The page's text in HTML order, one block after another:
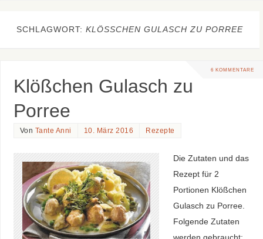
SCHLAGWORT: KLÖSSCHEN GULASCH ZU PORREE
6 KOMMENTARE
Klößchen Gulasch zu
Porree
Von Tante Anni 10. März 2016 Rezepte
Die Zutaten und das
Rezept für 2
Portionen Klößchen
Gulasch zu Porree.
Folgende Zutaten
werden gebraucht: